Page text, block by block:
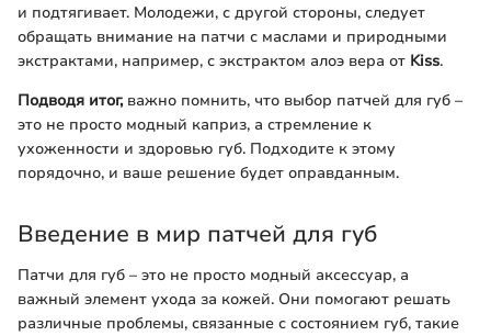
и подтягивает. Молодежи, с другой стороны, следует
обращать внимание на патчи с маслами и природными
экстрактами, например, с экстрактом алоэ вера от Kiss.
Подводя итог,важно помнить, что выбор патчей для губ –
это не просто модный каприз, а стремление к
ухоженности и здоровью губ. Подходите к этому
порядочно, и ваше решение будет оправданным.
Введение в мир патчей для губ
Патчи для губ – это не просто модный аксессуар, а
важный элемент ухода за кожей. Они помогают решать
различные проблемы, связанные с состоянием губ, такие